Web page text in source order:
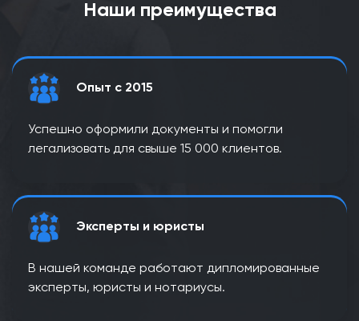
Наши преимущества
Опыт с 2015
Успешно оформили документы и помогли
легализовать для свыше 15 000 клиентов.
Эксперты и юристы
В нашей команде работают дипломированные
эксперты, юристы и нотариусы.